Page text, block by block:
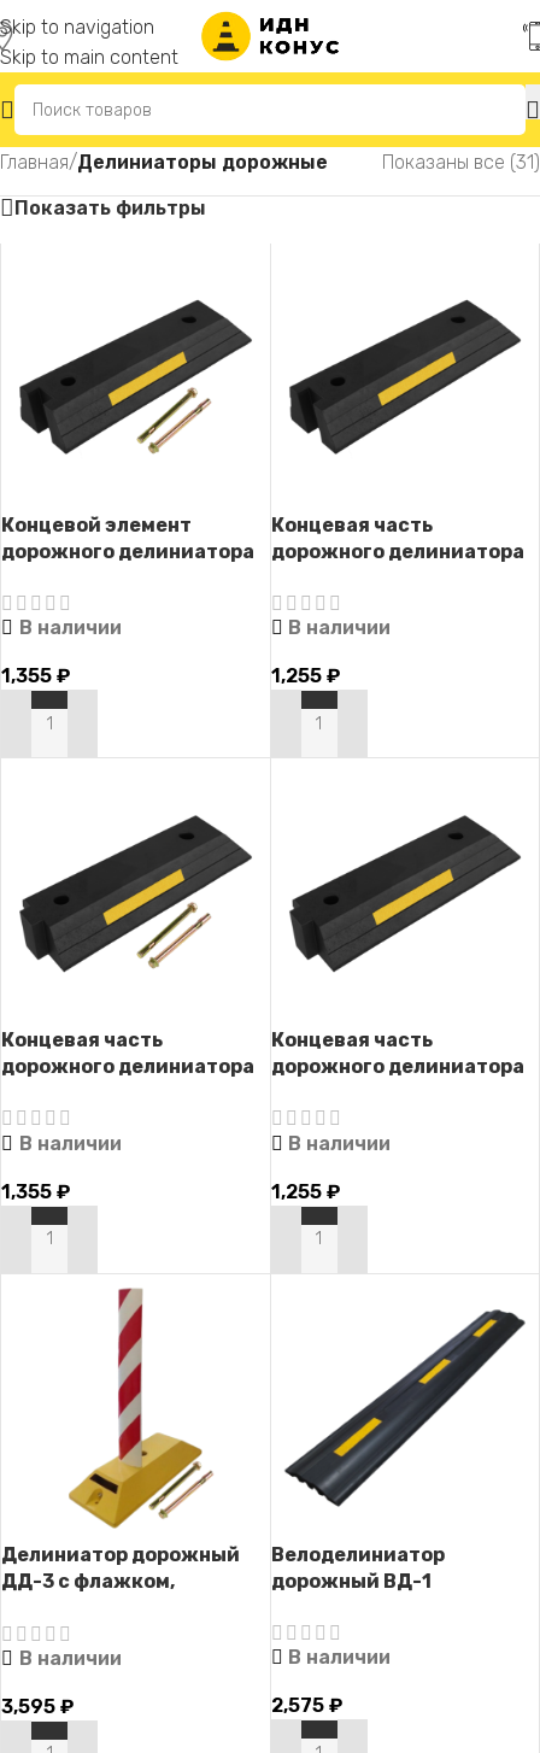
Skip to navigation
Skip to main content
Главная/Делиниаторы дорожные Показаны все (31)
Показать фильтры
Концевой элемент
дорожного делиниатора
крепежом
В наличии
1,355 ₽
В КОРЗИНУ
Концевая часть
дорожного делиниатора
В наличии
1,255 ₽
В КОРЗИНУ
Концевая часть
дорожного делиниатора
крепежом
В наличии
1,355 ₽
В КОРЗИНУ
Концевая часть
дорожного делиниатора
В наличии
1,255 ₽
В КОРЗИНУ
Делиниатор дорожный
ДД-3 с флажком,
крепежом)
В наличии
3,595 ₽
Велоделиниатор
дорожный ВД-1
В наличии
2,575 ₽